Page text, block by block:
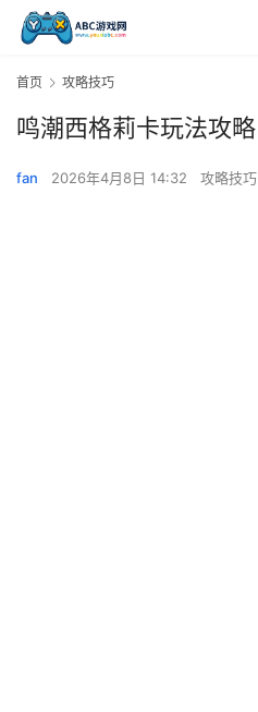
首页 攻略技巧
鸣潮西格莉卡玩法攻略
fan 2026年4月8日 14:32 攻略技巧